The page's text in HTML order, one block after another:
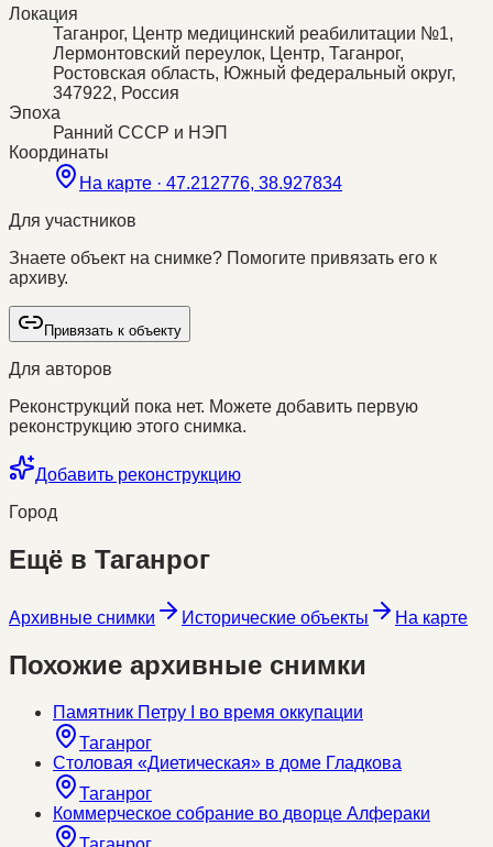
Локация
Таганрог, Центр медицинский реабилитации №1,
Лермонтовский переулок, Центр, Таганрог,
Ростовская область, Южный федеральный округ,
347922, Россия
Эпоха
Ранний СССР и НЭП
Координаты
На карте · 47.212776, 38.927834
Для участников
Знаете объект на снимке? Помогите привязать его к
архиву.
Привязать к объекту
Для авторов
Реконструкций пока нет. Можете добавить первую
реконструкцию этого снимка.
Добавить реконструкцию
Город
Ещё в Таганрог
Архивные снимки Исторические объекты На карте
Похожие архивные снимки
Памятник Петру I во время оккупации
Таганрог
Столовая «Диетическая» в доме Гладкова
Таганрог
Коммерческое собрание во дворце Алфераки